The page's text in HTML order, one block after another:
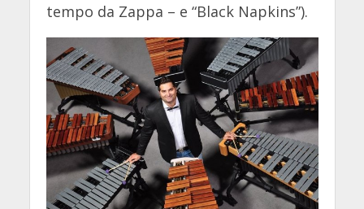
tempo da Zappa – e “Black Napkins”).